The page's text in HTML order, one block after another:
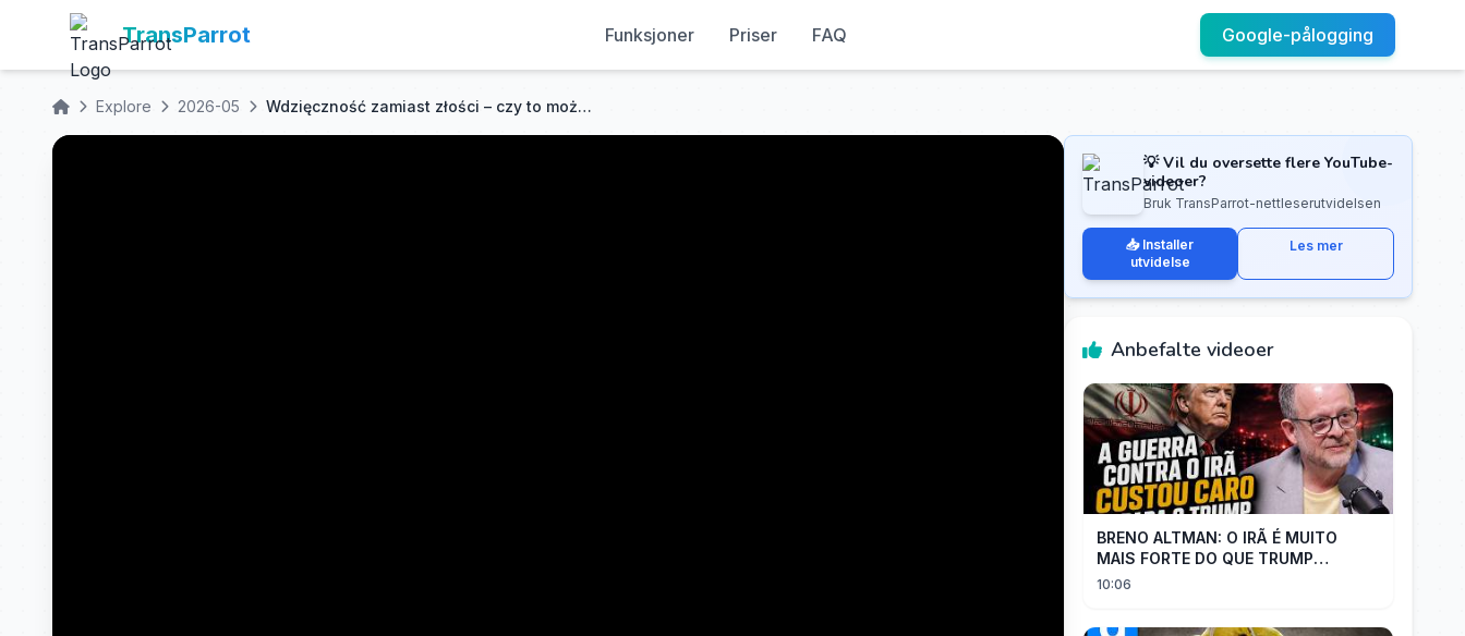
TransParrot Funksjoner Priser FAQ Google-pålogging
Explore 2026-05 Wdzięczność zamiast złości – czy to możliwe? – Mieczysław Bielak | Narum | Narine Academy
💡 Vil du oversette flere YouTube-
videoer?
Bruk TransParrot-nettleserutvidelsen
📥 Installer
utvidelse
Les mer
Anbefalte videoer
BRENO ALTMAN: O IRÃ É MUITO
MAIS FORTE DO QUE TRUMP
IMAGINAVA
10:06